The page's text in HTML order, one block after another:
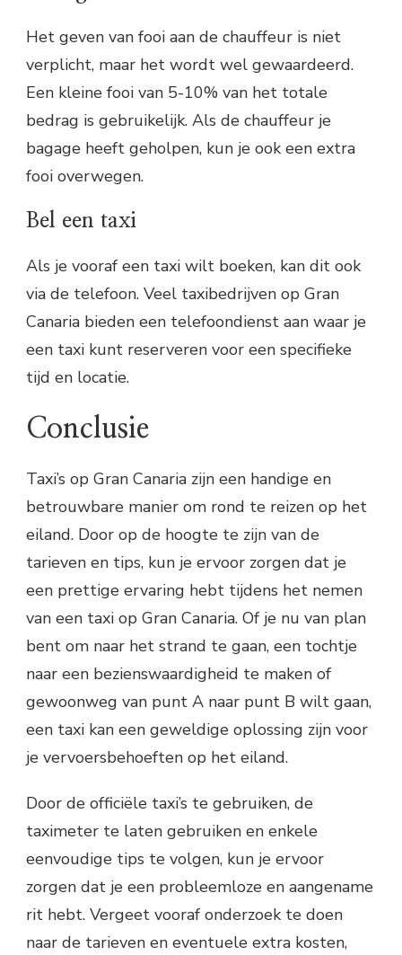
Het geven van fooi aan de chauffeur is niet
verplicht, maar het wordt wel gewaardeerd.
Een kleine fooi van 5-10% van het totale
bedrag is gebruikelijk. Als de chauffeur je
bagage heeft geholpen, kun je ook een extra
fooi overwegen.
Bel een taxi
Als je vooraf een taxi wilt boeken, kan dit ook
via de telefoon. Veel taxibedrijven op Gran
Canaria bieden een telefoondienst aan waar je
een taxi kunt reserveren voor een specifieke
tijd en locatie.
Conclusie
Taxi’s op Gran Canaria zijn een handige en
betrouwbare manier om rond te reizen op het
eiland. Door op de hoogte te zijn van de
tarieven en tips, kun je ervoor zorgen dat je
een prettige ervaring hebt tijdens het nemen
van een taxi op Gran Canaria. Of je nu van plan
bent om naar het strand te gaan, een tochtje
naar een bezienswaardigheid te maken of
gewoonweg van punt A naar punt B wilt gaan,
een taxi kan een geweldige oplossing zijn voor
je vervoersbehoeften op het eiland.
Door de officiële taxi’s te gebruiken, de
taximeter te laten gebruiken en enkele
eenvoudige tips te volgen, kun je ervoor
zorgen dat je een probleemloze en aangename
rit hebt. Vergeet vooraf onderzoek te doen
naar de tarieven en eventuele extra kosten,